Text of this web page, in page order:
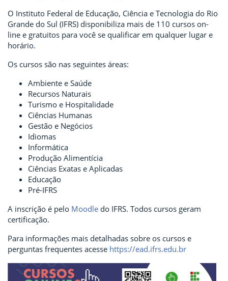
O Instituto Federal de Educação, Ciência e Tecnologia do Rio
Grande do Sul (IFRS) disponibiliza mais de 110 cursos on-
line e gratuitos para você se qualificar em qualquer lugar e
horário.
Os cursos são nas seguintes áreas:
Ambiente e Saúde
Recursos Naturais
Turismo e Hospitalidade
Ciências Humanas
Gestão e Negócios
Idiomas
Informática
Produção Alimentícia
Ciências Exatas e Aplicadas
Educação
Pré-IFRS
A inscrição é pelo Moodle do IFRS. Todos cursos geram
certificação.
Para informações mais detalhadas sobre os cursos e
perguntas frequentes acesse https://ead.ifrs.edu.br